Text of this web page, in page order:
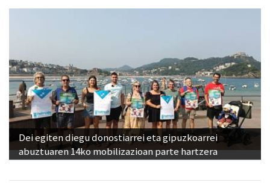
Dei egiten diegu donostiarrei eta gipuzkoarrei
abuztuaren 14ko mobilizazioan parte hartzera